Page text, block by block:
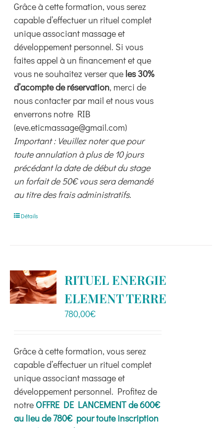
sur
la
page
du
produit
Grâce à cette formation, vous serez
capable d’effectuer un rituel complet
unique associant massage et
développement personnel. Si vous
faites appel à un financement et que
vous ne souhaitez verser que les 30%
d’acompte de réservation, merci de
nous contacter par mail et nous vous
enverrons notre RIB
(eve.eticmassage@gmail.com)
Important : Veuillez noter que pour
toute annulation à plus de 10 jours
précédant la date de début du stage
un forfait de 50€ vous sera demandé
au titre des frais administratifs.
Détails
RITUEL ENERGIE
ELEMENT TERRE
780,00€
Grâce à cette formation, vous serez
capable d’effectuer un rituel complet
unique associant massage et
développement personnel. Profitez de
notre OFFRE DE LANCEMENT de 600€
au lieu de 780€ pour toute inscription